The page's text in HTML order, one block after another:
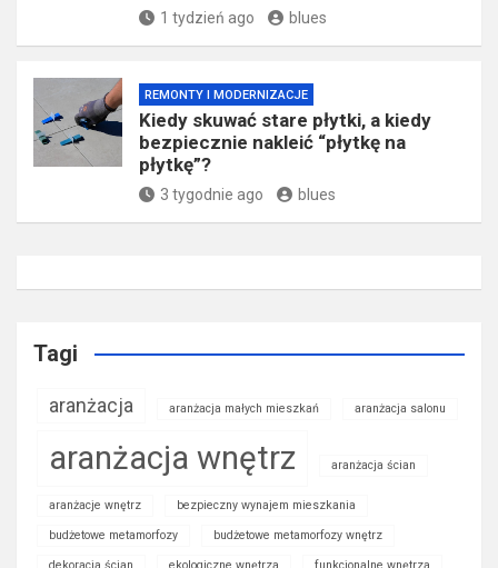
1 tydzień ago blues
REMONTY I MODERNIZACJE
Kiedy skuwać stare płytki, a kiedy
bezpiecznie nakleić “płytkę na
płytkę”?
3 tygodnie ago blues
Tagi
aranżacja aranżacja małych mieszkań aranżacja salonu
aranżacja wnętrz aranżacja ścian
aranżacje wnętrz bezpieczny wynajem mieszkania
budżetowe metamorfozy budżetowe metamorfozy wnętrz
dekoracja ścian ekologiczne wnętrza funkcjonalne wnętrza